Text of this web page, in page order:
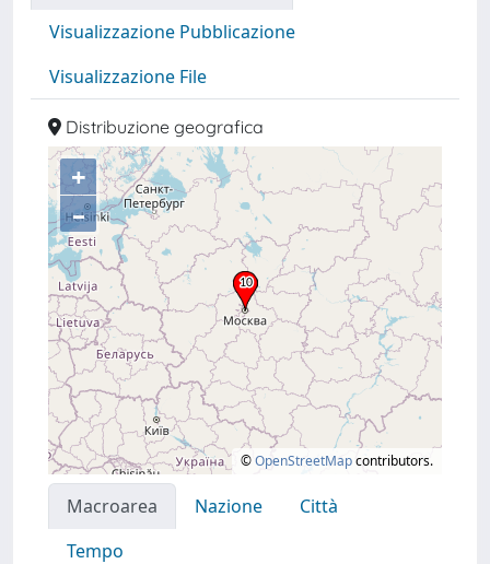
Visualizzazione Pubblicazione
Visualizzazione File
Distribuzione geografica
+
–
©OpenStreetMapcontributors.
Macroarea Nazione
Città
Tempo